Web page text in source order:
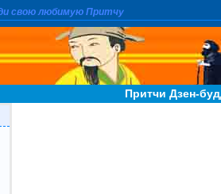
свою любимую Притчу
Притчи Дзен-